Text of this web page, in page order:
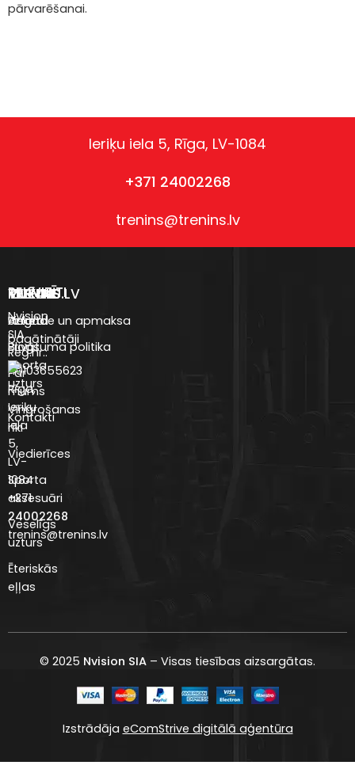
pārvarēšanai.
Ieriķu iela 5, Rīga, LV-1084
+371 24002268
trenins@trenins.lv
REKVIZĪTI
Nvision
SIA
Reģ.nr.:
40103655623
Rīga,
Ieriķu
iela
5,
LV-
1084
+371
24002268
trenins@trenins.lv
VEIKALS
Uztura
bagātinātāji
Sporta
uzturs
Vingrošanas
rīki
Viedierīces
Sporta
aksesuāri
Veselīgs
uzturs
Ēteriskās
eļļas
TRENINS.LV
Anketa
Blogs
Par
mums
Kontakti
IZVĒLNE
Piegāde un apmaksa
Privātuma politika
© 2025 Nvision SIA – Visas tiesības aizsargātas.
Izstrādāja eComStrive digitālā aģentūra